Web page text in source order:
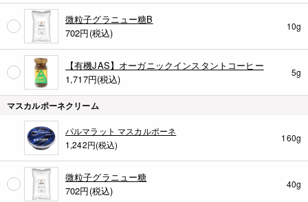
微粒子グラニュー糖B
702円(税込)
10g
【有機JAS】オーガニックインスタントコーヒー
1,717円(税込)
5g
マスカルポーネクリーム
パルマラット マスカルポーネ
1,242円(税込)
160g
微粒子グラニュー糖
702円(税込)
40g